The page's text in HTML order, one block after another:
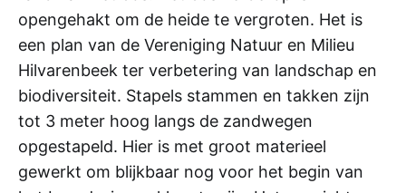
opengehakt om de heide te vergroten. Het is
een plan van de Vereniging Natuur en Milieu
Hilvarenbeek ter verbetering van landschap en
biodiversiteit. Stapels stammen en takken zijn
tot 3 meter hoog langs de zandwegen
opgestapeld. Hier is met groot materieel
gewerkt om blijkbaar nog voor het begin van